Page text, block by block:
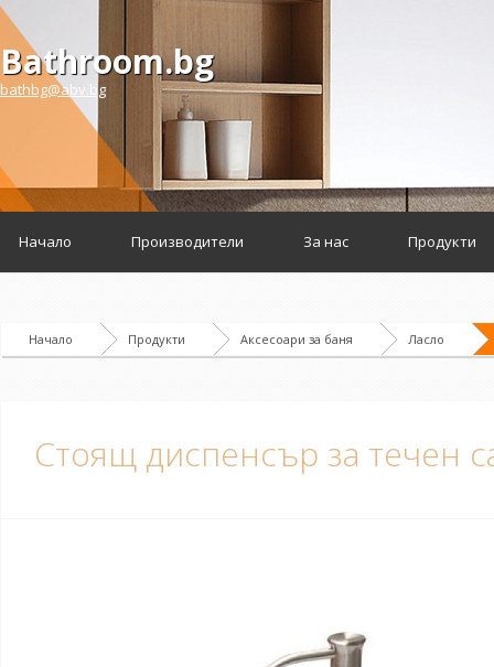
Bathroom.bg
bathbg@abv.bg
Начало Производители За нас Продукти
Начало Продукти Аксесоари за баня Ласло
Стоящ диспенсър за течен